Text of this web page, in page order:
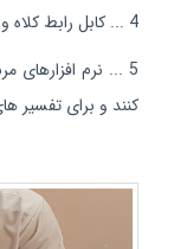
4 ... کابل رابط کلاه و دستگاه
5 ... نرم
کنند و برای تفسیر